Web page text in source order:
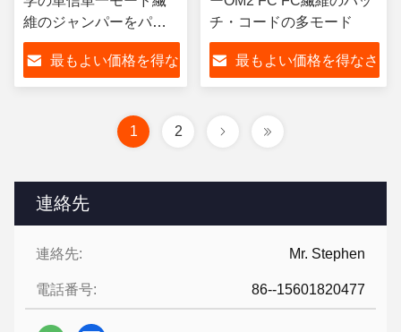
連絡先
連絡先: Mr. Stephen
電話番号: 86--15601820477
維のジャンパーをパッ
チ・コード
最もよい価格を得な
チ・コードの多モード
最もよい価格を得なさ
1 2